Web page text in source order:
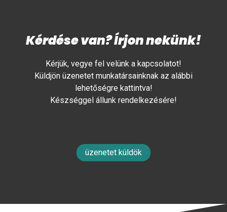
Kérdése van? Írjon nekünk!
Kérjük, vegye fel velünk a kapcsolatot!
Küldjön üzenetet munkatársainknak az alábbi
lehetőségre kattintva!
Készséggel állunk rendelkezésére!
üzenetet küldök